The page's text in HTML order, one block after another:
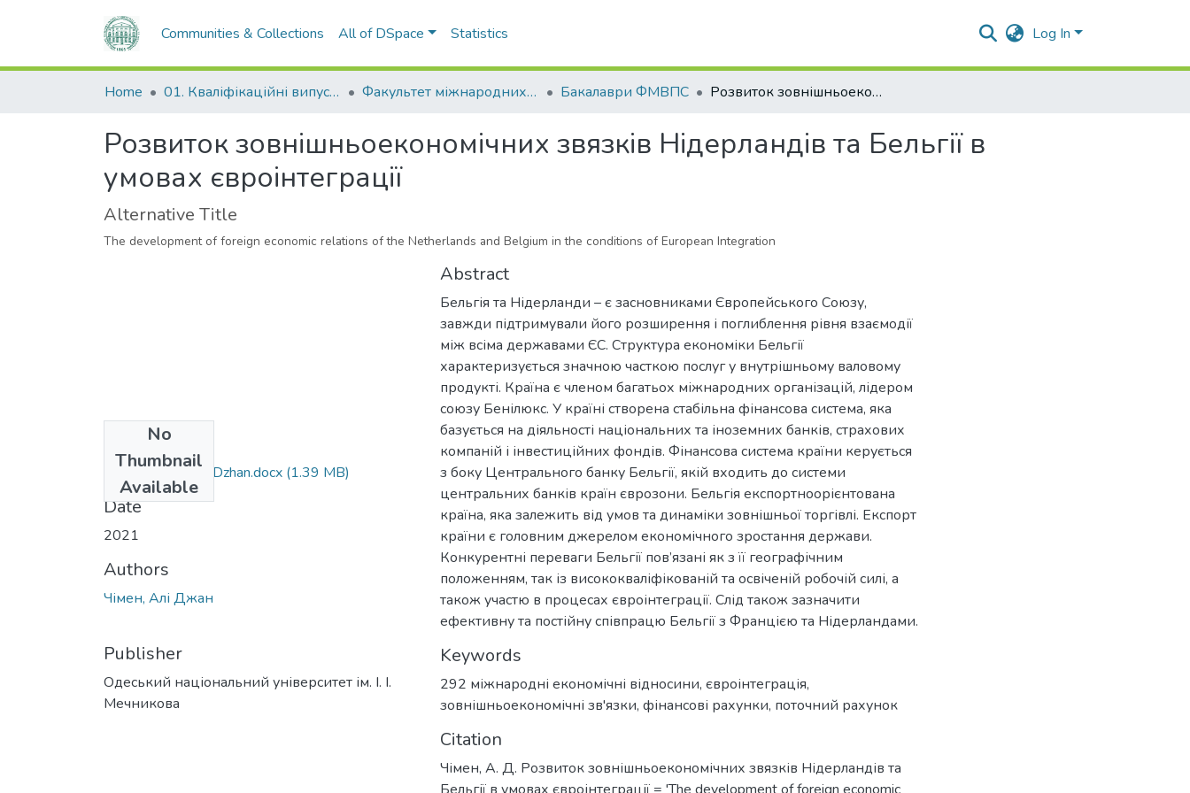
Communities & Collections All of DSpace Statistics Log In
Home 01. Кваліфікаційні випускні роботи здобувачів вищої освіти Факультет міжнародних відносин, політології та соціології Бакалаври ФМВПС Розвиток зовнішньоекономічних звязків Нідерландів та Бельгії в умовах євроінтеграції
Розвиток зовнішньоекономічних звязків Нідерландів та Бельгії в
умовах євроінтеграції
Alternative Title
The development of foreign economic relations of the Netherlands and Belgium in the conditions of European Integration
No
Thumbnail
Available
292_Chimen_Ali_Dzhan.docx (1.39 MB)
Date
2021
Authors
Чімен, Алі Джан
Publisher
Одеський національний університет ім. І. І.
Мечникова
Abstract
Бельгія та Нідерланди – є засновниками Європейського Союзу,
завжди підтримували його розширення і поглиблення рівня взаємодії
між всіма державами ЄС. Структура економіки Бельгії
характеризується значною часткою послуг у внутрішньому валовому
продукті. Країна є членом багатьох міжнародних організацій, лідером
союзу Бенілюкс. У країні створена стабільна фінансова система, яка
базується на діяльності національних та іноземних банків, страхових
компаній і інвестиційних фондів. Фінансова система країни керується
з боку Центрального банку Бельгії, якій входить до системи
центральних банків країн єврозони. Бельгія експортноорієнтована
країна, яка залежить від умов та динаміки зовнішньої торгівлі. Експорт
країни є головним джерелом економічного зростання держави.
Конкурентні переваги Бельгії пов’язані як з її географічним
положенням, так із висококваліфікованій та освіченій робочій силі, а
також участю в процесах євроінтеграції. Слід також зазначити
ефективну та постійну співпрацю Бельгії з Францією та Нідерландами.
Keywords
292 міжнародні економічні відносини, євроінтеграція,
зовнішньоекономічні зв'язки, фінансові рахунки, поточний рахунок
Citation
Чімен, А. Д. Розвиток зовнішньоекономічних звязків Нідерландів та